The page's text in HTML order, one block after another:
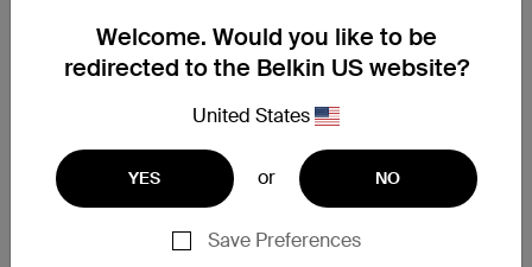
Welcome. Would you like to be
redirected to the Belkin US website?
United States
YES or NO
Save Preferences